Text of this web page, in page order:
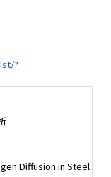
?
Diffusion in Steel